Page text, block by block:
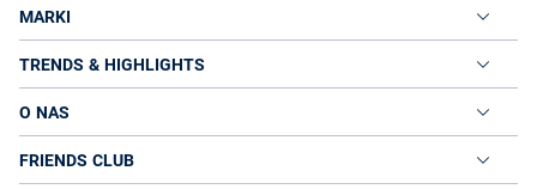
MARKI
TRENDS & HIGHLIGHTS
O NAS
FRIENDS CLUB